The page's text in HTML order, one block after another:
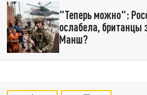
"Теперь можно":
ослабела,
Манш?